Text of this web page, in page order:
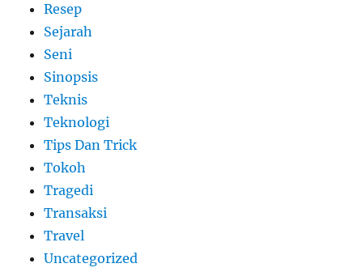
Resep
Sejarah
Seni
Sinopsis
Teknis
Teknologi
Tips Dan Trick
Tokoh
Tragedi
Transaksi
Travel
Uncategorized